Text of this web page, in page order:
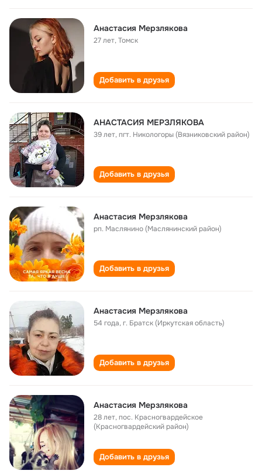
Анастасия Мерзлякова
27 лет,Томск
Добавить в друзья
АНАСТАСИЯ МЕРЗЛЯКОВА
39 лет,пгт. Никологоры (Вязниковский район)
Добавить в друзья
Анастасия Мерзлякова
рп. Маслянино (Маслянинский район)
Добавить в друзья
Анастасия Мерзлякова
54 года,г. Братск (Иркутская область)
Добавить в друзья
Анастасия Мерзлякова
28 лет,пос. Красногвардейское
(Красногвардейский район)
Добавить в друзья